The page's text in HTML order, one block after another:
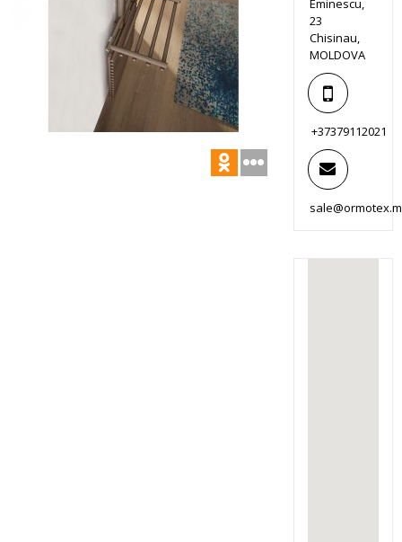
Eminescu,
23
Chisinau,
MOLDOVA
+37379112021